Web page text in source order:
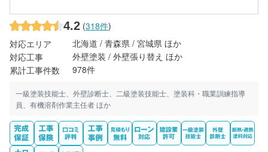
4.2 (318件)
対応エリア
北海道 / 青森県 / 宮城県 ほか
対応工事
外壁塗装 / 外壁張り替え ほか
累計工事件数
978件
一級塗装技能士、外壁診断士、二級塗装技能士、塗装科・職業訓練指導
員、有機溶剤作業主任者 ほか